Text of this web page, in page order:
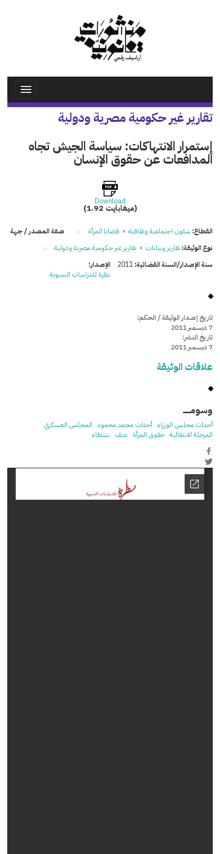
Toggle
تقارير غير حكومية مصرية ودولية
إستمرار الانتهاكات: سياسة الجيش تجاه
المدافعات عن حقوق الإنسان
Download
(1.92 ميغابايت)
القطاع: شئون اجتماعية وثقافية › قضايا المرأة
نوع الوثيقة: تقارير وبيانات › تقارير غير حكومية مصرية ودولية
سنة الإصدار/السنة القضائية: 2011
صفة المصدر / جهة
الإصدار:
نظرة للدراسات النسوية
تاريخ إصدار الوثيقة / الحكم:
7 ديسمبر 2011
تاريخ النشر:
7 ديسمبر 2011
علاقات الوثيقة
وسومـــــ
أحداث مجلس الوزراء أحداث محمد محمود المجلس العسكري
المرحلة الانتقالية حقوق المرأة عنف نشطاء